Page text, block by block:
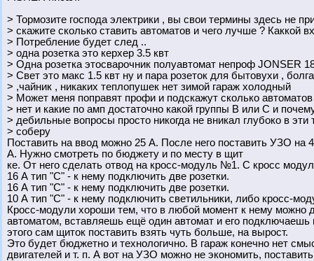
> Тормозите господа электрики , вы свои термины здесь не
> скажите сколько ставить автоматов и чего лучше ? Каккой
> Потребление будет след ..
> одна розетка это керхер 3.5 квт
> Одна розетка этосварочник полуавтомат непроф JONSER
> Свет это макс 1.5 квт ну и пара розеток для бытовухи ,
> ,чайник , никаких теплопушек нет зимой гараж холодный
> Может меня поправят профи и подскажут сколько
> нет и какие по амп достаточно какой группы B или С и
> дебильные вопросы просто никогда не вникал глубоко в
> соберу
Поставить на ввод можно 25 А. После него поставить УЗО
А. Нужно смотреть по бюджету и по месту в щит
ке. От него сделать отвод на кросс-модуль №1. С кросс
16 А тип "С" - к нему подключить две розетки.
16 А тип "С" - к нему подключить две розетки.
10 А тип "С" - к нему подключить светильники, либо кросс-
Кросс-модули хороши тем, что в любой момент к нему можно
автоматом, вставляешь ещё один автомат и его
этого сам щиток поставить взять чуть больше, на вырост.
Это будет бюджетно и технологично. В гараж конечно нет
двигателей и т. п. А вот на УЗО можно не экономить,